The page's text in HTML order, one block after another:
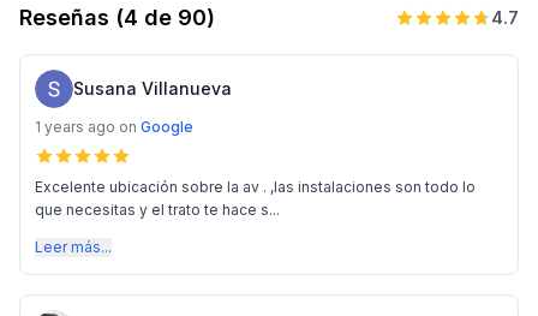
Reseñas (4 de 90) 4.7
Susana Villanueva
1 years ago on Google
Excelente ubicación sobre la av . ,las instalaciones son todo lo
que necesitas y el trato te hace s...
Leer más...